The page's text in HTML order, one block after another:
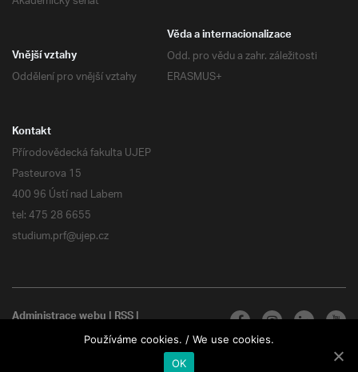
Věda a internacionalizace
Odd. pro vědu a zahr. záležitosti
ERASMUS+
Vnější vztahy
Oddělení pro vnější vztahy
Kontakt
Přírodovědecká fakulta UJEP
Pasteurova 15
400 96 Ústí nad Labem
tel: 475 28 6655
studium.prf@ujep.cz
Administrace webu|RSS|
Všechna práva vyhrazenaPoužíváme cookies. / We use cookies.
OK